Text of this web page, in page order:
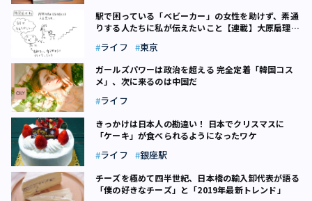
駅で困っている「ベビーカー」の女性を助けず、素通
りする人たちに私が伝えたいこと【連載】大原扁理の
ライフ 東京
ガールズパワーは政治を超える 完全定着「韓国コス
メ」、次に来るのは中国だ
ライフ
きっかけは日本人の勘違い！ 日本でクリスマスに
「ケーキ」が食べられるようになったワケ
ライフ 銀座駅
チーズを極めて四半世紀、日本橋の輸入卸代表が語る
「僕の好きなチーズ」と「2019年最新トレンド」